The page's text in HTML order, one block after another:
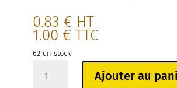
0.83 € HT
1.00 € TTC
62 en stock
Ajouter au